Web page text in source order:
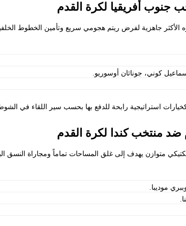
جنوب أفريقيا لكرة القدم
الأكثر جاهزية لفرض ريتم هجومي سريع وتأمين الخطوط
كوني، جوناثان أوسوريو.
استراتيجية رابحة للدفع بها بحسب سير اللقاء في
منتخب كندا لكرة القدم
متوازن يهدف إلى غلق المساحات تماماً ومجاراة النسق
موديبا.